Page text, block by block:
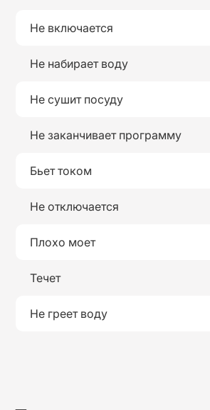
Не включается
Не набирает воду
Не сушит посуду
Не заканчивает программу
Бьет током
Не отключается
Плохо моет
Течет
Не греет воду